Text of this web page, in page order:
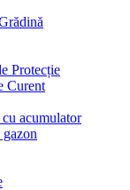
Protecție
Curent
acumulator